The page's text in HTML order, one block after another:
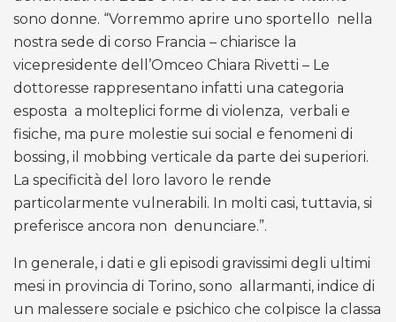
sono donne. “Vorremmo aprire uno sportello nella
nostra sede di corso Francia – chiarisce la
vicepresidente dell’Omceo Chiara Rivetti – Le
dottoresse rappresentano infatti una categoria
esposta a molteplici forme di violenza, verbali e
fisiche, ma pure molestie sui social e fenomeni di
bossing, il mobbing verticale da parte dei superiori.
La specificità del loro lavoro le rende
particolarmente vulnerabili. In molti casi, tuttavia, si
preferisce ancora non denunciare.”.
In generale, i dati e gli episodi gravissimi degli ultimi
mesi in provincia di Torino, sono allarmanti, indice di
un malessere sociale e psichico che colpisce la classa